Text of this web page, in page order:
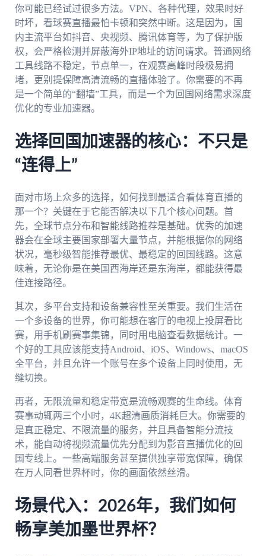
你可能已经试过很多方法。VPN、各种代理，效果时好
时坏，看球赛直播最怕卡顿和突然中断。这是因为，国
内主流平台如抖音、央视频、腾讯体育等，为了保护版
权，会严格检测并屏蔽海外IP地址的访问请求。普通网络
工具线路不稳定，节点单一，在观赛高峰时段极易拥
堵，更别提保障高清流畅的直播体验了。你需要的不再
是一个简单的“翻墙”工具，而是一个为回国网络需求深度
优化的专业加速器。
选择回国加速器的核心：不只是
“连得上”
面对市场上众多的选择，如何找到最适合看体育直播的
那一个？关键在于它能否解决以下几个核心问题。首
先，全球节点分布和智能线路推荐是基础。优秀的加速
器会在全球主要国家部署大量节点，并能根据你的网络
状况，毫秒级智能推荐最优、最稳定的回国线路。这意
味着，无论你是在美国西海岸还是东海岸，都能获得最
佳连接路径。
其次，多平台支持和设备兼容性至关重要。我们生活在
一个多设备的世界，你可能想在客厅的电视上投屏看比
赛，用手机刷赛事集锦，同时用电脑查看数据统计。一
个好的工具应该能支持Android、iOS、Windows、macOS
全平台，并且允许一个账号在多个设备上同时使用，无
缝切换。
再者，无限流量和稳定带宽是流畅观赛的生命线。体育
赛事动辄两三个小时，4K超清画质消耗巨大。你需要的
是真正稳定、不限流量的服务，并且具备智能分流技
术，能自动将视频流量优先分配到为影音直播优化的回
国专线上。一些高端服务甚至提供独享带宽保障，确保
在万人同看世界杯时，你的画面依然丝滑。
场景代入：2026年，我们如何
畅享美加墨世界杯？